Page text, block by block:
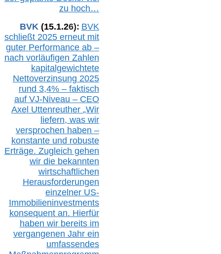
zu hoch…
BVK (15.1.26): BVK
schließt 2025 erneut mit
guter Performance ab –
nach vorläufigen Zahlen
kapitalgewichtete
Nettoverzinsung 2025
rund 3,4% – faktisch
auf VJ-Niveau – CEO
Axel Uttenreuther „Wir
liefern, was wir
versprochen haben –
konstante und robuste
Erträge. Zugleich gehen
wir die bekannten
wirtschaftlichen
Herausforderungen
einzelner US-
Immobilieninvestments
konsequent an. Hierfür
haben wir bereits im
vergangenen Jahr ein
umfassendes